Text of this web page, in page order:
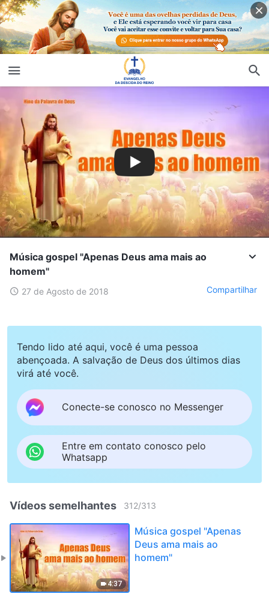
Música gospel "Apenas Deus ama mais ao
homem"
27 de Agosto de 2018 Compartilhar
Tendo lido até aqui, você é uma pessoa
abençoada. A salvação de Deus dos últimos dias
virá até você.
Conecte-se conosco no Messenger
Entre em contato conosco pelo
Whatsapp
Vídeos semelhantes 312/313
4:37
Música gospel "Apenas
Deus ama mais ao
homem"